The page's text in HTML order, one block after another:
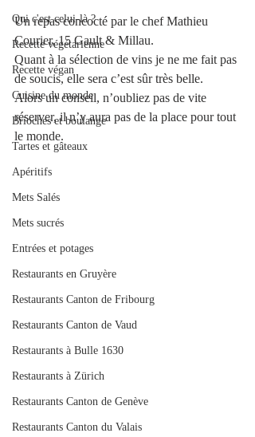
Qui c'est celui-là ?
Recette végétarienne
Recette végan
Cuisine du monde
Brioches et boulange
Tartes et gâteaux
Apéritifs
Mets Salés
Mets sucrés
Entrées et potages
Restaurants en Gruyère
Restaurants Canton de Fribourg
Restaurants Canton de Vaud
Restaurants à Bulle 1630
Restaurants à Zürich
Restaurants Canton de Genève
Restaurants Canton du Valais
Un repas concocté par le chef Mathieu
Courier, 15 Gault & Millau.
Quant à la sélection de vins je ne me fait pas
de soucis, elle sera c’est sûr très belle.
Alors un conseil, n’oubliez pas de vite
réserver, il n’y aura pas de la place pour tout
le monde.